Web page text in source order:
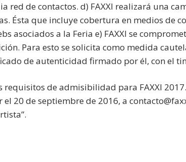
red de contactos. d) FAXXI realizará una
Ésta que incluye cobertura en medios de
asociados a la Feria e) FAXXI se
Para esto se solicita como medida
de autenticidad firmado por él, con el
requisitos de admisibilidad para FAXXI
20 de septiembre de 2016, a